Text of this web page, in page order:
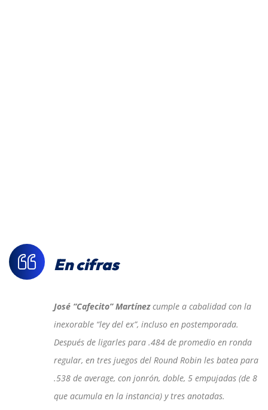
En cifras
José “Cafecito” Martínezcumple a cabalidad con la
inexorable “ley del ex”, incluso en postemporada.
Después de ligarles para .484 de promedio en ronda
regular, en tres juegos del Round Robin les batea para
.538 de average, con jonrón, doble, 5 empujadas (de 8
que acumula en la instancia) y tres anotadas.